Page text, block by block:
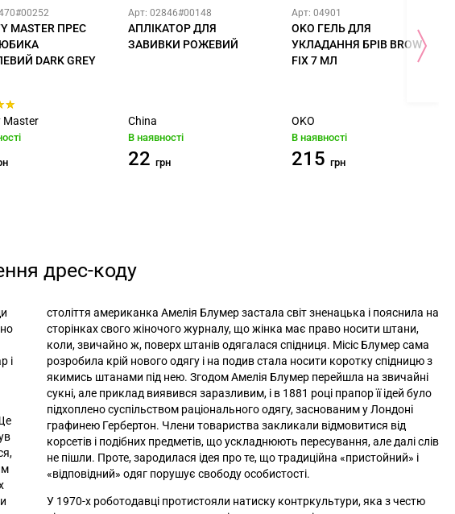
MASTER ПРЕС
DARK GREY
Master
Арт: 02846#00148
АПЛІКАТОР ДЛЯ
ЗАВИВКИ РОЖЕВИЙ
China
В наявності
22 грн
Арт: 04901
OKO ГЕЛЬ ДЛЯ
УКЛАДАННЯ БРІВ BROW
FIX 7 МЛ
OKO
В наявності
215 грн
дрес-коду
і
століття американка Амелія Блумер застала світ зненацька і пояснила на
сторінках свого жіночого журналу, що жінка має право носити штани,
коли, звичайно ж, поверх штанів одягалася спідниця. Місіс Блумер сама
розробила крій нового одягу і на подив стала носити коротку спідницю з
якимись штанами під нею. Згодом Амелія Блумер перейшла на звичайні
сукні, але приклад виявився заразливим, і в 1881 році прапор її ідей було
підхоплено суспільством раціонального одягу, заснованим у Лондоні
графинею Гербертон. Члени товариства закликали відмовитися від
корсетів і подібних предметів, що ускладнюють пересування, але далі слів
не пішли. Проте, зародилася ідея про те, що традиційна «пристойний» і
«відповідний» одяг порушує свободу особистості.
У 1970-х роботодавці протистояли натиску контркультури, яка з честю